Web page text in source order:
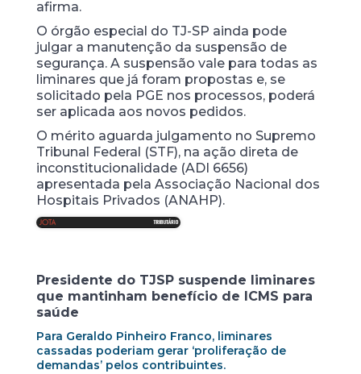
afirma.
O órgão especial do TJ-SP ainda pode
julgar a manutenção da suspensão de
segurança. A suspensão vale para todas as
liminares que já foram propostas e, se
solicitado pela PGE nos processos, poderá
ser aplicada aos novos pedidos.
O mérito aguarda julgamento no Supremo
Tribunal Federal (STF), na ação direta de
inconstitucionalidade (ADI 6656)
apresentada pela Associação Nacional dos
Hospitais Privados (ANAHP).
Presidente do TJSP suspende liminares
que mantinham benefício de ICMS para
saúde
Para Geraldo Pinheiro Franco, liminares
cassadas poderiam gerar ‘proliferação de
demandas’ pelos contribuintes.